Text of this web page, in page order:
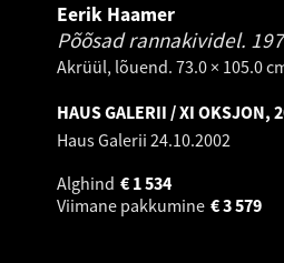
Eerik Haamer
Põõsad rannakividel.
Akrüül, lõuend. 73.0 × 105.0
HAUS GALERII / XI OKSJON,
Haus Galerii 24.10.2002
Alghind
1 534
€
Viimane pakkumine
3 579
€